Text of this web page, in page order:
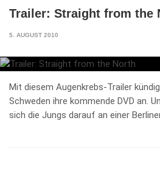
Trailer: Straight from the
5. AUGUST 2010
Mit diesem Augenkrebs-Trailer
Schweden ihre kommende DVD an.
sich die Jungs darauf an einer